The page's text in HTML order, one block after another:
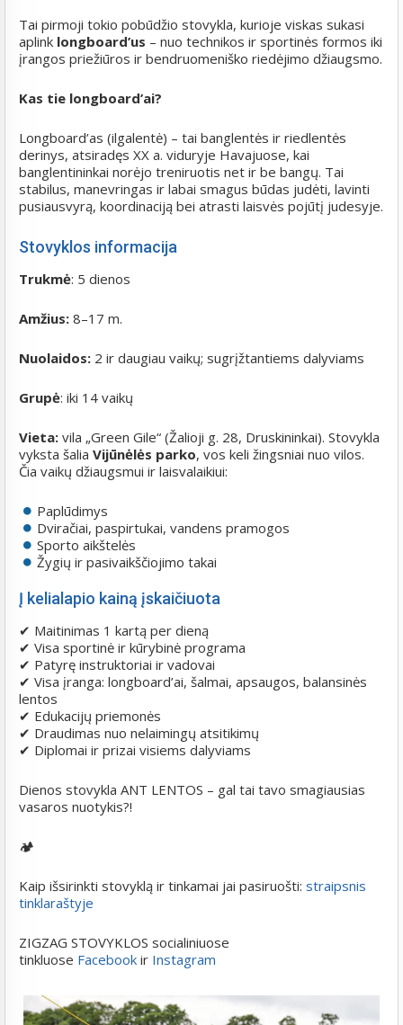
Tai pirmoji tokio pobūdžio stovykla, kurioje viskas sukasi
aplink longboard’us – nuo technikos ir sportinės formos iki
įrangos priežiūros ir bendruomeniško riedėjimo džiaugsmo.
Kas tie longboard’ai?
Longboard’as (ilgalentė) – tai banglentės ir riedlentės
derinys, atsiradęs XX a. viduryje Havajuose, kai
banglentininkai norėjo treniruotis net ir be bangų. Tai
stabilus, manevringas ir labai smagus būdas judėti, lavinti
pusiausvyrą, koordinaciją bei atrasti laisvės pojūtį judesyje.
Stovyklos informacija
Trukmė: 5 dienos
Amžius: 8–17 m.
Nuolaidos: 2 ir daugiau vaikų; sugrįžtantiems dalyviams
Grupė: iki 14 vaikų
Vieta: vila „Green Gile“ (Žalioji g. 28, Druskininkai). Stovykla
vyksta šalia Vijūnėlės parko, vos keli žingsniai nuo vilos.
Čia vaikų džiaugsmui ir laisvalaikiui:
Paplūdimys
Dviračiai, paspirtukai, vandens pramogos
Sporto aikštelės
Žygių ir pasivaikščiojimo takai
Į kelialapio kainą įskaičiuota
✔ Maitinimas 1 kartą per dieną
✔ Visa sportinė ir kūrybinė programa
✔ Patyrę instruktoriai ir vadovai
✔ Visa įranga: longboard’ai, šalmai, apsaugos, balansinės
lentos
✔ Edukacijų priemonės
✔ Draudimas nuo nelaimingų atsitikimų
✔ Diplomai ir prizai visiems dalyviams
Dienos stovykla ANT LENTOS – gal tai tavo smagiausias
vasaros nuotykis?!
🏕️
Kaip išsirinkti stovyklą ir tinkamai jai pasiruošti: straipsnis
tinklaraštyje
ZIGZAG STOVYKLOS socialiniuose
tinkluose Facebook ir Instagram